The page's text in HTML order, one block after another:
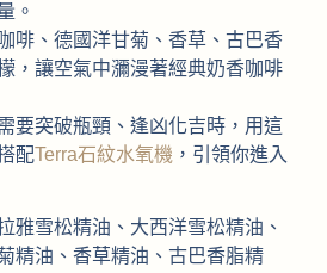
。
啡、德國洋甘菊、香草、古巴香
，讓空氣中瀰漫著經典奶香咖啡
要突破瓶頸、逢凶化吉時，用這
配Terra石紋水氧機 ，引領你進入
雅雪松精油、大西洋雪松精油、
精油、香草精油、古巴香脂精